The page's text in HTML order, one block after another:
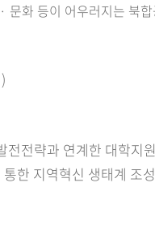
문화 등이 어우러지는 북
전전략과 연계한 대학지
한 지역혁신 생태계 조성